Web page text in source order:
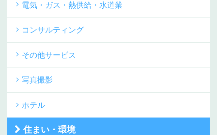
電気・ガス・熱供給・水道業
コンサルティング
その他サービス
写真撮影
ホテル
住まい・環境